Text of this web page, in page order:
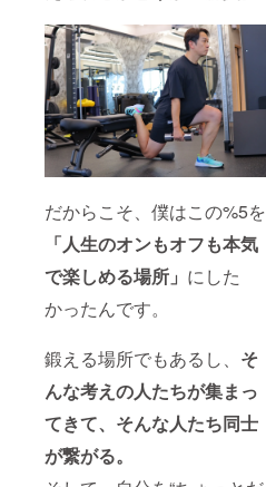
だからこそ、僕はこの%5を
「人生のオンもオフも本気
で楽しめる場所」 にした
かったんです。
鍛える場所でもあるし、 そ
んな考えの人たちが集まっ
てきて、そんな人たち同士
が繋がる。